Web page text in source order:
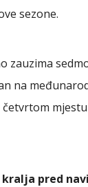
sezone.
zauzima
na
pred